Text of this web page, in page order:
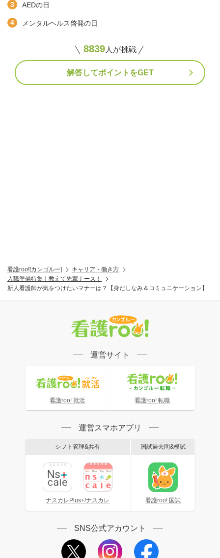
AEDの日
メンタルヘルス啓発の日
8839 人が挑戦
解答してポイントをGET
看護roo![カンゴルー]
キャリア・働き方
入職準備特集｜教えて先輩ナース！
新人看護師が気をつけたいマナーは？【身だしなみ＆コミュニケーション】
運営サイト
看護roo! 就活 看護roo! 転職
運営スマホアプリ
シフト管理&共有
ナスカレPlus+/ナスカレ
国試過去問&模試
看護roo! 国試
SNS公式アカウント